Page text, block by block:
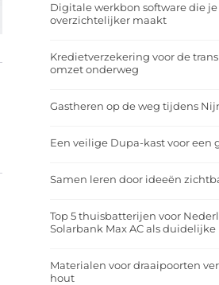
Digitale werkbon software die
overzichtelijker maakt
Kredietverzekering voor de
omzet onderweg
Gastheren op de weg tijdens
Een veilige Dupa-kast voor een
Samen leren door ideeën
Top 5 thuisbatterijen voor
Solarbank Max AC als duidelijke
Materialen voor draaipoorten
hout